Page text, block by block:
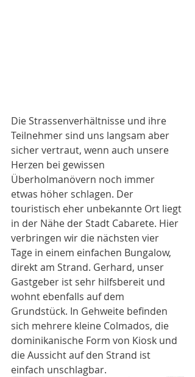
Die Strassenverhältnisse und ihre
Teilnehmer sind uns langsam aber
sicher vertraut, wenn auch unsere
Herzen bei gewissen
Überholmanövern noch immer
etwas höher schlagen. Der
touristisch eher unbekannte Ort liegt
in der Nähe der Stadt Cabarete. Hier
verbringen wir die nächsten vier
Tage in einem einfachen Bungalow,
direkt am Strand. Gerhard, unser
Gastgeber ist sehr hilfsbereit und
wohnt ebenfalls auf dem
Grundstück. In Gehweite befinden
sich mehrere kleine Colmados, die
dominikanische Form von Kiosk und
die Aussicht auf den Strand ist
einfach unschlagbar.